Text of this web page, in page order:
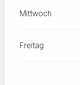
Mittwoch
Freitag